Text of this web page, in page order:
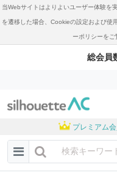
当Webサイトはよりよいユーザー体験を
を遷移した場合、Cookieの設定および使
ーポリシーをご
総会員
プレミアム